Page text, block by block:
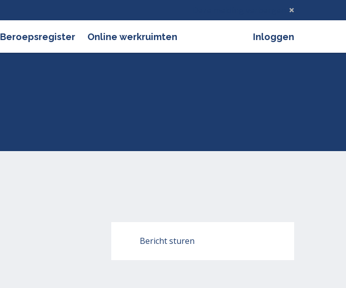
Beroepsregister Online werkruimten Inloggen
Bericht sturen